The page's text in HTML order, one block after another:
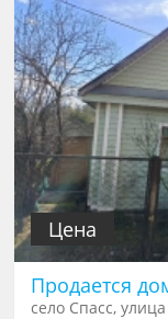
Цена
Продается
село Спасс,